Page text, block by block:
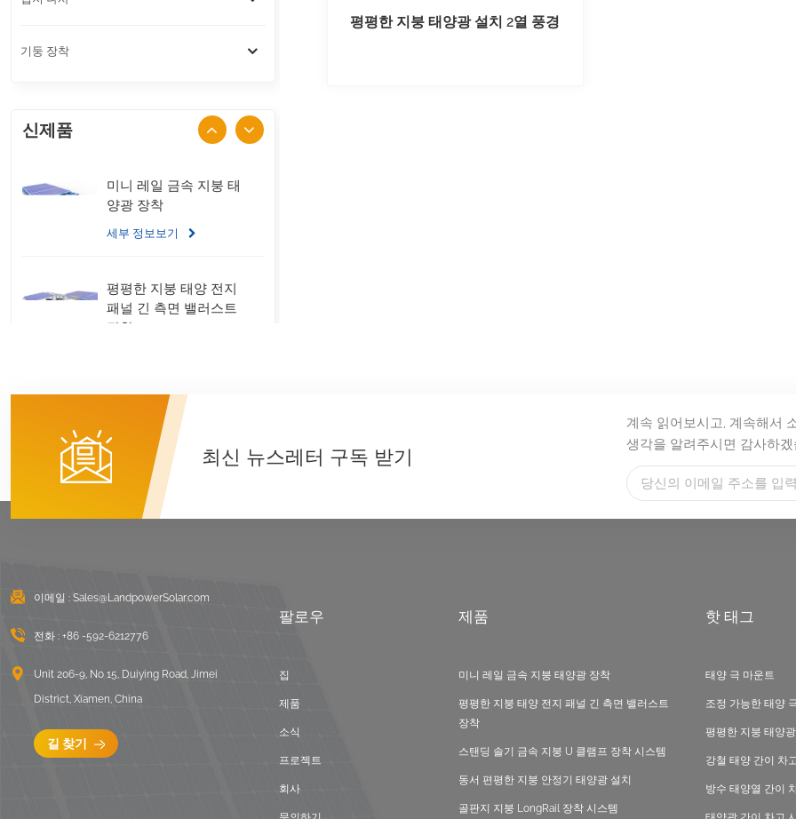
평평한 지붕 태양광 설치 2열 풍경
기둥 장착
신제품
미니 레일 금속 지붕 태
양광 장착
세부 정보보기
평평한 지붕 태양 전지
패널 긴 측면 밸러스트
장착
스탠딩 솔기 금속 지붕
U 클램프 장착 시스템
세부 정보보기
동서 편평한 지붕 안정
장착 시스템
착 풍경
최신 뉴스레터 구독 받기
계속 읽어보시고, 계속해서
생각을 알려주시면 감사하
이메일 : Sales@LandpowerSolar.com
전화 : +86 -592-6212776
Unit 206-9, No 15, Duiying Road, Jimei
District, Xiamen, China
길 찾기
팔로우
집
제품
소식
프로젝트
회사
제품
미니 레일 금속 지붕 태양광 장착
평평한 지붕 태양 전지 패널 긴 측면 밸러스트
장착
스탠딩 솔기 금속 지붕 U 클램프 장착 시스템
동서 편평한 지붕 안정기 태양광 설치
골판지 지붕 LongRail 장착 시스템
핫 태그
태양 극 마운트
조정 가능한 태양
평평한 지붕 태양
강철 태양 간이 차
방수 태양열 간이